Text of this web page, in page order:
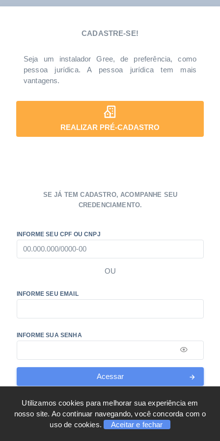
CADASTRE-SE!
Seja um instalador Gree, de preferência, como
pessoa jurídica. A pessoa jurídica tem mais
vantagens.
REALIZAR PRÉ-CADASTRO
SE JÁ TEM CADASTRO, ACOMPANHE SEU
CREDENCIAMENTO.
INFORME SEU CPF OU CNPJ
OU
INFORME SEU EMAIL
INFORME SUA SENHA
Acessar
Esqueceu sua senha? Clique aqui para recuperar.
Utilizamos cookies para melhorar sua experiência em
nosso site. Ao continuar navegando, você concorda com o
uso de cookies.
Aceitar e fechar